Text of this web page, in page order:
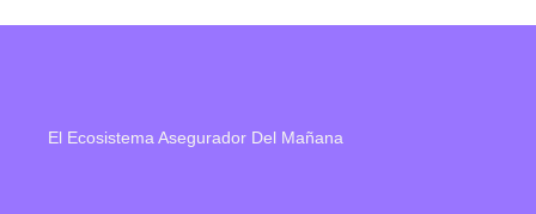
El Ecosistema Asegurador Del Mañana